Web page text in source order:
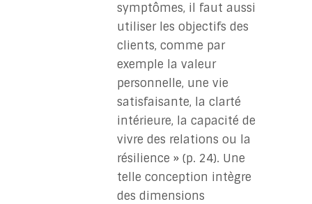
symptômes, il faut aussi
utiliser les objectifs des
clients, comme par
exemple la valeur
personnelle, une vie
satisfaisante, la clarté
intérieure, la capacité de
vivre des relations ou la
résilience » (p. 24). Une
telle conception intègre
des dimensions